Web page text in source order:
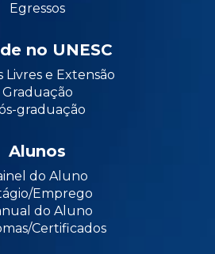
Egressos
no UNESC
Livres e Extensão
Graduação
graduação
Alunos
do Aluno
Emprego
do Aluno
Certificados